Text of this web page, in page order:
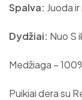
Spalva: Juoda
Dydžiai: Nuo S
Medžiaga –
Puikiai dera su